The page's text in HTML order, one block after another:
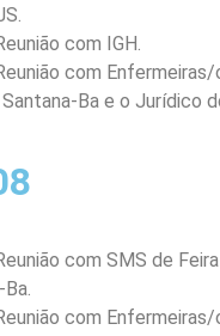
com IGH.
com Enfermeiras/
Santana-Ba e o Jurídico
com SMS de
com Enfermeiras/